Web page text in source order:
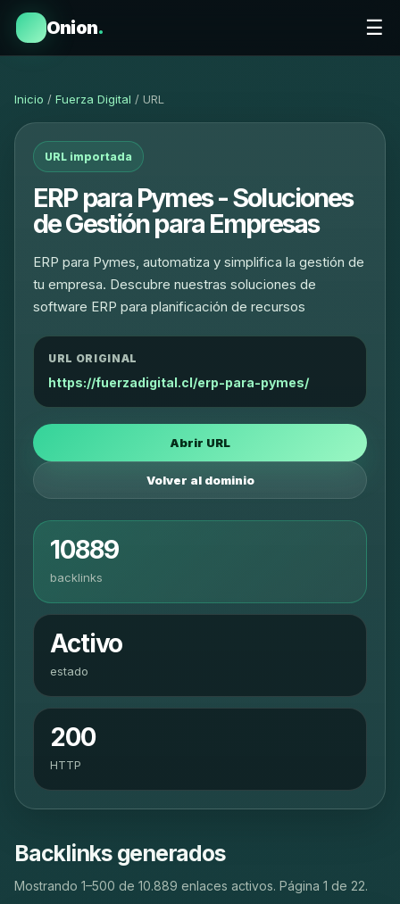
Onion. ☰
Inicio / Fuerza Digital / URL
URL importada
ERP para Pymes - Soluciones
de Gestión para Empresas
ERP para Pymes, automatiza y simplifica la gestión de
tu empresa. Descubre nuestras soluciones de
software ERP para planificación de recursos
URL ORIGINAL
https://fuerzadigital.cl/erp-para-pymes/
Abrir URL
Volver al dominio
10889
backlinks
Activo
estado
200
HTTP
Backlinks generados
Mostrando 1–500 de 10.889 enlaces activos. Página 1 de 22.